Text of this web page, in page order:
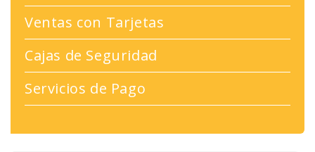
Canales Electrónicos
Inversiones
Inversiones
Canales Electrónicos
Servicios
Comex
Préstamos
Servicios
Canales Electrónicos
Comex
Nuevo Home Banking
Consultas y Reclamos
Ventas con Tarjetas
Cajas de Seguridad
Servicios de Pago